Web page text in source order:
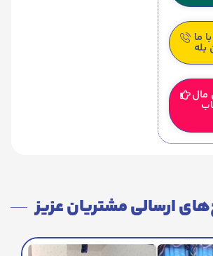
ما
بله
مال
ارسالی مشتریان عزیز